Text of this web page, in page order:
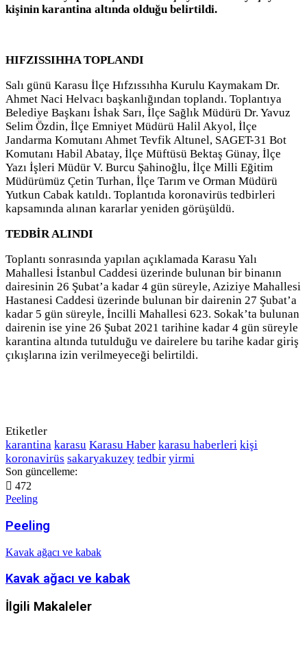
kişinin karantina altında olduğu belirtildi.
HIFZISSIHHA TOPLANDI
Salı günü Karasu İlçe Hıfzıssıhha Kurulu Kaymakam Dr.
Ahmet Naci Helvacı başkanlığından toplandı. Toplantıya
Belediye Başkanı İshak Sarı, İlçe Sağlık Müdürü Dr. Yavuz
Selim Özdin, İlçe Emniyet Müdürü Halil Akyol, İlçe
Jandarma Komutanı Ahmet Tevfik Altunel, SAGET-31 Bot
Komutanı Habil Abatay, İlçe Müftüsü Bektaş Günay, İlçe
Yazı İşleri Müdür V. Burcu Şahinoğlu, İlçe Milli Eğitim
Müdürümüz Çetin Turhan, İlçe Tarım ve Orman Müdürü
Yutkun Cabak katıldı. Toplantıda koronavirüs tedbirleri
kapsamında alınan kararlar yeniden görüşüldü.
TEDBİR ALINDI
Toplantı sonrasında yapılan açıklamada Karasu Yalı
Mahallesi İstanbul Caddesi üzerinde bulunan bir binanın
dairesinin 26 Şubat’a kadar 4 gün süreyle, Aziziye Mahallesi
Hastanesi Caddesi üzerinde bulunan bir dairenin 27 Şubat’a
kadar 5 gün süreyle, İncilli Mahallesi 623. Sokak’ta bulunan
dairenin ise yine 26 Şubat 2021 tarihine kadar 4 gün süreyle
karantina altında tutulduğu ve dairelere bu tarihe kadar giriş
çıkışlarına izin verilmeyeceği belirtildi.
Etiketler
karantina karasu Karasu Haber karasu haberleri kişi
koronavirüs sakaryakuzey tedbir yirmi
Son güncelleme:
472
Peeling
Peeling
Kavak ağacı ve kabak
Kavak ağacı ve kabak
İlgili Makaleler